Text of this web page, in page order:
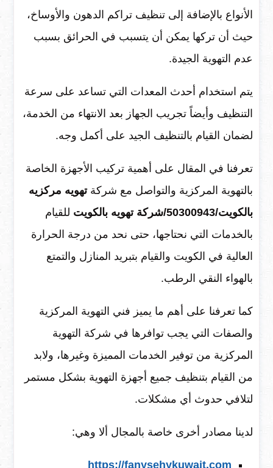
الأنواع بالإضافة إلى تنظيف تراكم الدهون والأوساخ،
حيث أن تركها يمكن أن يتسبب في الحرائق بسبب
عدم التهوية الجيدة.
يتم استخدام أحدث المعدات التي تساعد على سرعة
التنظيف وأيضاً تجريب الجهاز بعد الانتهاء من الخدمة،
لضمان القيام بالتنظيف الجيد على أكمل وجه.
تعرفنا في المقال على أهمية تركيب الأجهزة الخاصة
بالتهوية المركزية والتواصل مع شركةتهويه مركزيه
بالكويت/50300943/شركة تهويه بالكويت
للقيام
بالخدمات التي نحتاجها، حتى نحد من درجة الحرارة
العالية في الكويت والقيام بتبريد المنازل والتمتع
بالهواء النقي الرطب.
كما تعرفنا على أهم ما يميز فني التهوية المركزية
والصفات التي يجب توافرها في شركة التهوية
المركزية من توفير الخدمات المميزة وغيرها، ولابد
من القيام بتنظيف جميع أجهزة التهوية بشكل مستمر
لتلافي حدوث أي مشكلات.
لدينا مصادر أخرى خاصة بالمجال ألا وهي:
https://fanysehykuwait.com